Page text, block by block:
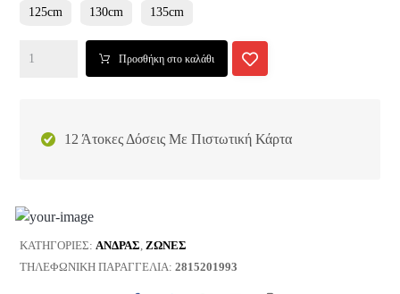
125cm 130cm 135cm
Προσθήκη στο καλάθι
12 Άτοκες Δόσεις Με Πιστωτική Κάρτα
ΚΑΤΗΓΟΡΊΕΣ:ΑΝΔΡΑΣ,ΖΩΝΕΣ
ΤΗΛΕΦΩΝΙΚΉ ΠΑΡΑΓΓΕΛΊΑ:2815201993